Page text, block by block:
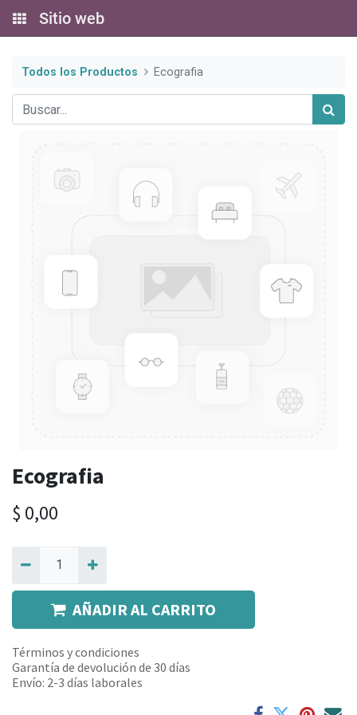
Sitio web
Todos los Productos Ecografia
Ecografia
$ 0,00
AÑADIR AL CARRITO
Términos y condiciones
Garantía de devolución de 30 días
Envío: 2-3 días laborales